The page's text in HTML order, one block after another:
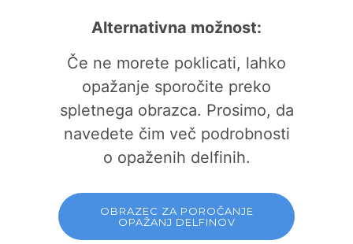
Alternativna možnost:
Če ne morete poklicati, lahko
opažanje sporočite preko
spletnega obrazca. Prosimo, da
navedete čim več podrobnosti
o opaženih delfinih.
OBRAZEC ZA POROČANJE
OPAŽANJ DELFINOV